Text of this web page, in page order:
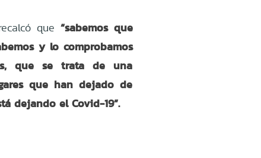
que“sabemos que
y lo comprobamos
que se trata de una
que han dejado de
dejando el Covid-19”.